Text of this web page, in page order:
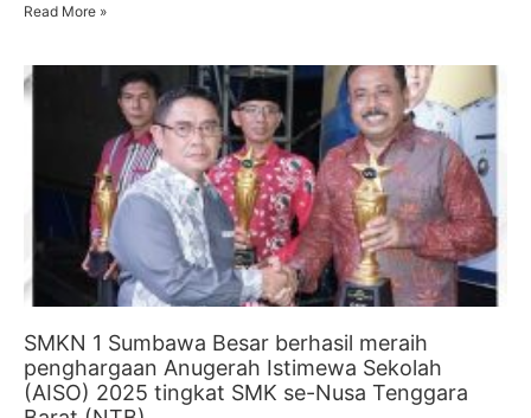
Read More »
SMKN 1 Sumbawa Besar berhasil meraih
penghargaan Anugerah Istimewa Sekolah
(AISO) 2025 tingkat SMK se-Nusa Tenggara